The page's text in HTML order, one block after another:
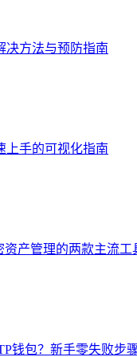
决方法与预防指南
上手的可视化指南
产管理的两款主流工
钱包？新手零失败步